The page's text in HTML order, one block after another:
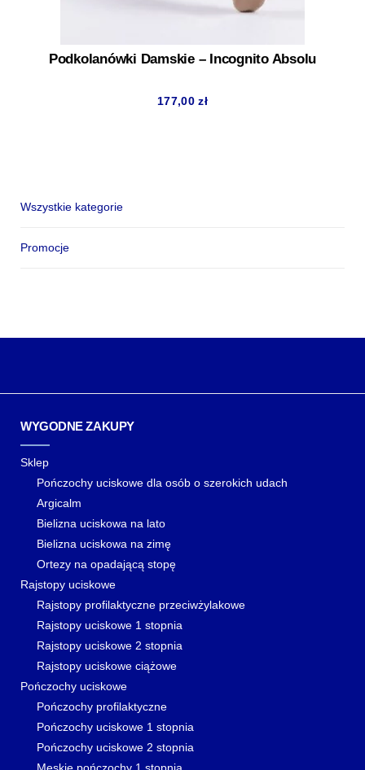
Podkolanówki Damskie – Incognito Absolu
177,00zł
Wszystkie kategorie
Promocje
WYGODNE ZAKUPY
Sklep
Pończochy uciskowe dla osób o szerokich udach
Argicalm
Bielizna uciskowa na lato
Bielizna uciskowa na zimę
Ortezy na opadającą stopę
Rajstopy uciskowe
Rajstopy profilaktyczne przeciwżylakowe
Rajstopy uciskowe 1 stopnia
Rajstopy uciskowe 2 stopnia
Rajstopy uciskowe ciążowe
Pończochy uciskowe
Pończochy profilaktyczne
Pończochy uciskowe 1 stopnia
Pończochy uciskowe 2 stopnia